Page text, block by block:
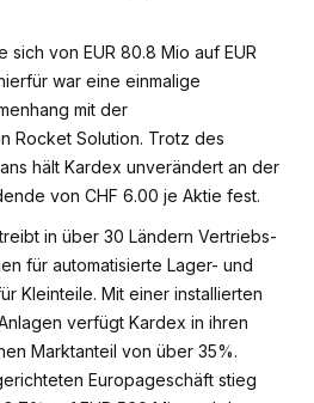
sich von EUR 80.8 Mio auf EUR
war eine einmalige
mit der
Rocket Solution. Trotz des
hält Kardex unverändert an der
von CHF 6.00 je Aktie fest.
in über 30 Ländern Vertriebs-
für automatisierte Lager- und
Kleinteile. Mit einer installierten
verfügt Kardex in ihren
Marktanteil von über 35%.
Europageschäft stieg